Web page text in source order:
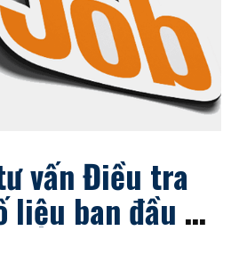
vấn Điều tra
liệu ban đầu –